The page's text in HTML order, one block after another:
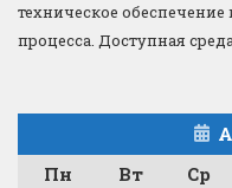
техническое
процесса. Доступная
Пн
Вт Ср